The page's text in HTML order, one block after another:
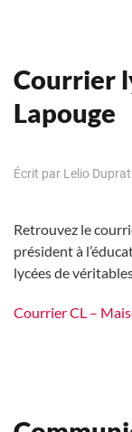
Courrier
Lapouge
Écrit par Lelio Duprat
Retrouvez le
président à
lycées de
Courrier CL –